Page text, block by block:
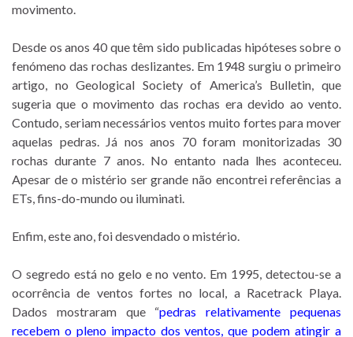
movimento.
Desde os anos 40 que têm sido publicadas hipóteses sobre o
fenómeno das rochas deslizantes. Em 1948 surgiu o primeiro
artigo, no Geological Society of America’s Bulletin, que
sugeria que o movimento das rochas era devido ao vento.
Contudo, seriam necessários ventos muito fortes para mover
aquelas pedras. Já nos anos 70 foram monitorizadas 30
rochas durante 7 anos. No entanto nada lhes aconteceu.
Apesar de o mistério ser grande não encontrei referências a
ETs, fins-do-mundo ou iluminati.
Enfim, este ano, foi desvendado o mistério.
O segredo está no gelo e no vento. Em 1995, detectou-se a
ocorrência de ventos fortes no local, a Racetrack Playa.
Dados mostraram que “pedras relativamente pequenas
recebem o pleno impacto dos ventos, que podem atingir a